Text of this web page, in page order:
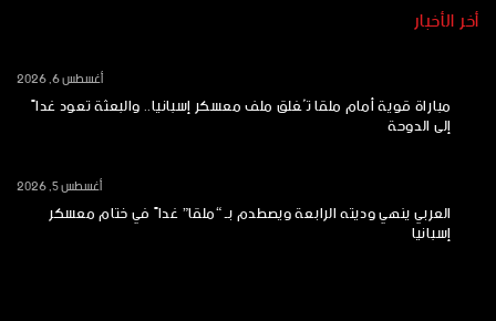
أخر الأخبار
مباراة قوية أمام ملقا تُغلق ملف معسكر إسبانيا.. والبعثة تعود غداً
إلى الدوحة
أغسطس 6, 2026
العربي ينهي وديته الرابعة ويصطدم بـ “ملقا” غداً في ختام معسكر
إسبانيا
أغسطس 5, 2026